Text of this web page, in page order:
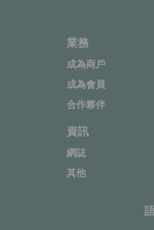
業務
成為商戶
成為會員
合作夥伴
資訊
網誌
其他